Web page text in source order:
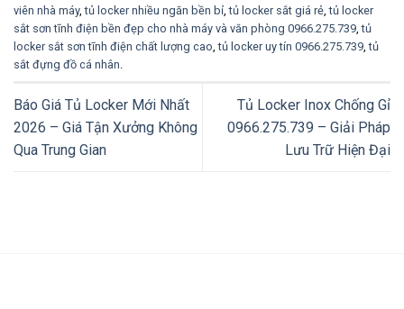
viên nhà máy,tủ locker nhiều ngăn bền bỉ ,tủ locker sắt giá rẻ ,tủ locker
sắt sơn tĩnh điện bền đẹp cho nhà máy và văn phòng 0966.275.739 ,tủ
locker sắt sơn tĩnh điện chất lượng cao ,tủ locker uy tín 0966.275.739 ,tủ
sắt đựng đồ cá nhân
Báo Giá Tủ Locker Mới Nhất
2026 – Giá Tận Xưởng Không
Qua Trung Gian
Tủ Locker Inox Chống Gỉ
0966.275.739 – Giải Pháp
Lưu Trữ Hiện Đại